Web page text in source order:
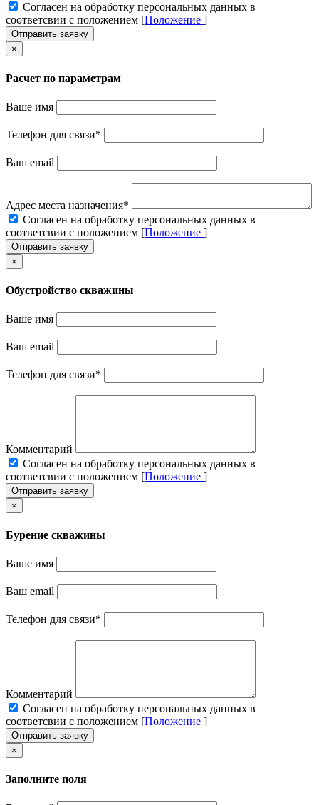
Cогласен на обработку персональных данных в
соответсвии с положением [Положение ]
Отправить заявку
×
Расчет по параметрам
Ваше имя
Телефон для связи*
Ваш email
Адрес места назначения*
Cогласен на обработку персональных данных в
соответсвии с положением [Положение ]
Отправить заявку
×
Обустройство скважины
Ваше имя
Ваш email
Телефон для связи*
Комментарий
Cогласен на обработку персональных данных в
соответсвии с положением [Положение ]
Отправить заявку
×
Бурение скважины
Ваше имя
Ваш email
Телефон для связи*
Комментарий
Cогласен на обработку персональных данных в
соответсвии с положением [Положение ]
Отправить заявку
×
Заполните поля